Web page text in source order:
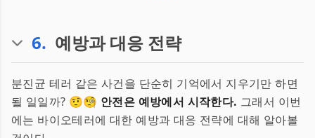
6. 예방과 대응 전략
분진균 테러 같은 사건을 단순히 기억에서 지우기만 하면
될 일일까? 🤨🧐 안전은 예방에서 시작한다. 그래서 이번
에는 바이오테러에 대한 예방과 대응 전략에 대해 알아볼